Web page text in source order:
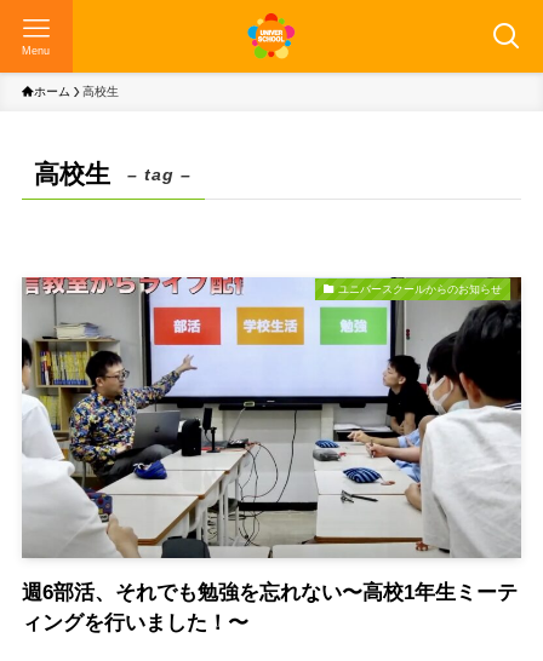
Menu
ホーム 高校生
高校生 – tag –
ユニバースクールからのお知らせ
週6部活、それでも勉強を忘れない〜高校1年生ミーテ
ィングを行いました！〜